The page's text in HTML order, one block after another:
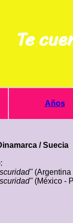
Te
Años
/ Suecia
(Argentina
(México -